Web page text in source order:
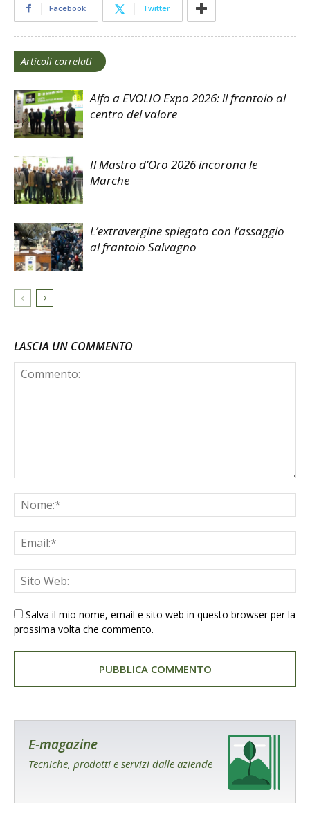
Facebook Twitter
Articoli correlati
Aifo a EVOLIO Expo 2026: il frantoio al
centro del valore
Il Mastro d’Oro 2026 incorona le
Marche
L’extravergine spiegato con l’assaggio
al frantoio Salvagno
LASCIA UN COMMENTO
Salva il mio nome, email e sito web in questo browser per la
prossima volta che commento.
E-magazine
Tecniche, prodotti e servizi dalle aziende